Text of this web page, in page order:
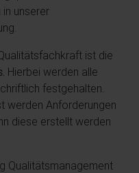
unserer
ist die
Hierbei werden alle
festgehalten.
werden Anforderungen
diese erstellt werden
Qualitätsmanagement